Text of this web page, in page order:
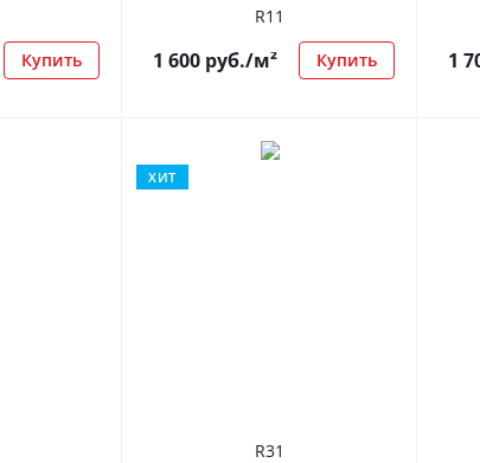
Купить
R11
1 600 руб./м² Купить 1
ХИТ
R31